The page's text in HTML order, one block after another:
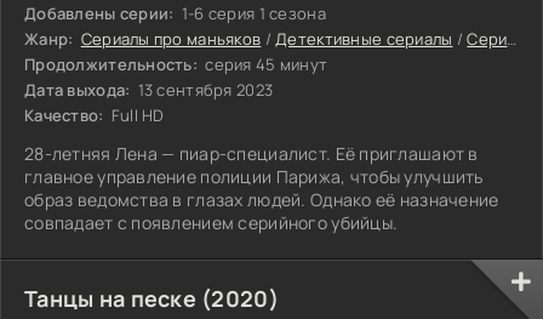
Добавлены серии: 1-6 серия 1 сезона
Жанр: Сериалы про маньяков /Детективные сериалы /Сериалы 2023
Продолжительность: серия 45 минут
Дата выхода: 13 сентября 2023
Качество: Full HD
28-летняя Лена — пиар-специалист. Её приглашают в
главное управление полиции Парижа, чтобы улучшить
образ ведомства в глазах людей. Однако её назначение
совпадает с появлением серийного убийцы.
Танцы на песке (2020)